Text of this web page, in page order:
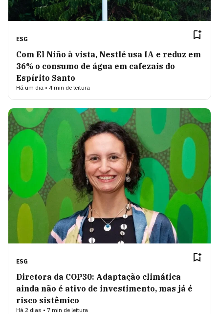
ESG
Com El Niño à vista, Nestlé usa IA e reduz em
36% o consumo de água em cafezais do
Espírito Santo
Há um dia • 4 min de leitura
ESG
Diretora da COP30: Adaptação climática
ainda não é ativo de investimento, mas já é
risco sistêmico
Há 2 dias • 7 min de leitura